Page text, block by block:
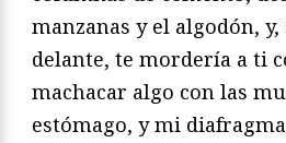
manzanas y el algodón,
delante, te mordería a ti
machacar algo con las
estómago, y mi